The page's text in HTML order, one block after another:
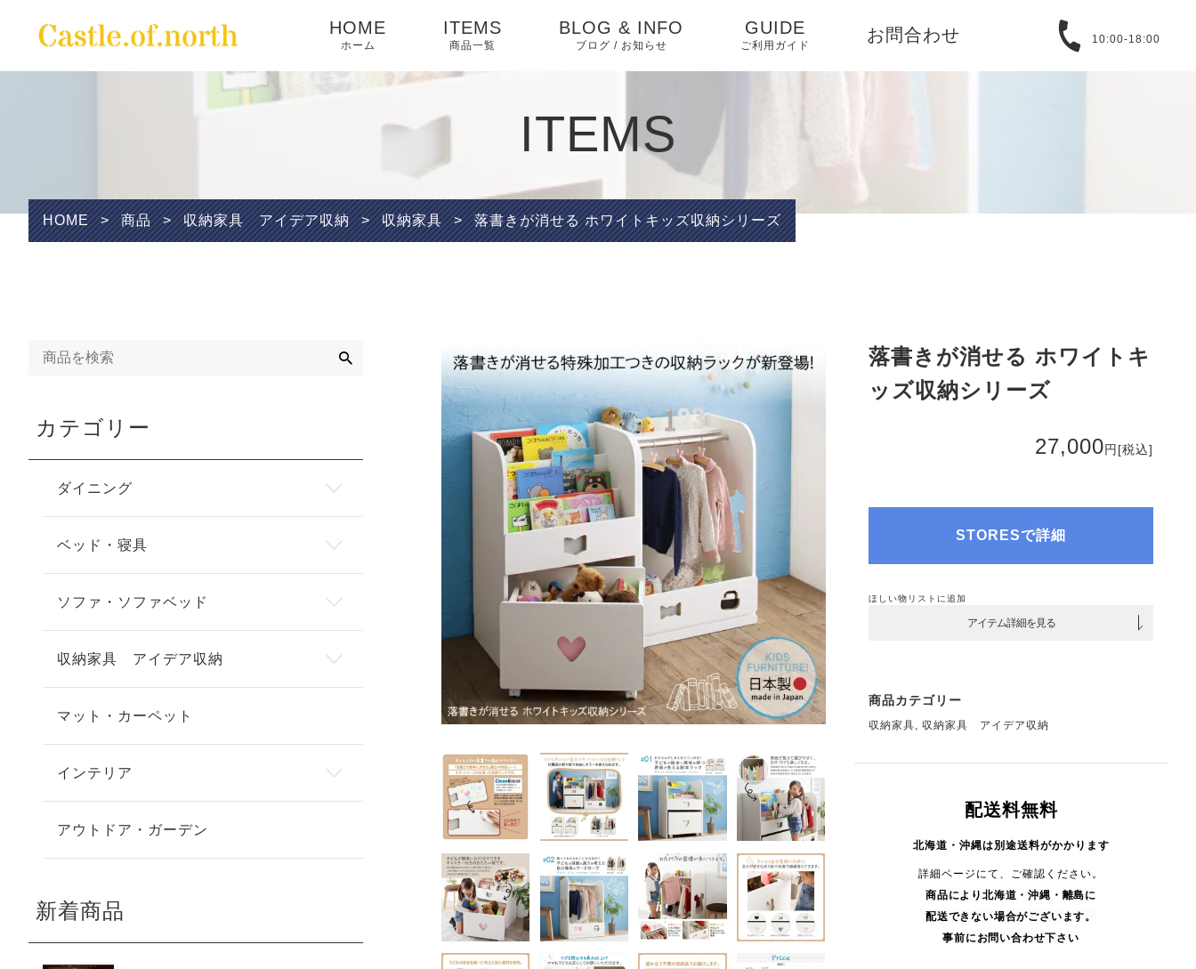
HOME
ホーム
Wishlist
ITEMS
商品一覧
テーブル
椅子
ベッド
マットレス・敷布団
ソファ・ソファベッ
ド
テレビ台
アイデア家具
マット・カーペット
ペット用品
アウトドア・ガーデ
BLOG & INFO
ブログ / お知らせ
相互リンク
ピックアップ
GUIDE
ご利用ガイド
プライバシーポリシ
ー
お問合わせ 10:00-18:00
ITEMS
HOME > 商品 > 収納家具 アイデア収納 > 収納家具 > 落書きが消せる ホワイトキッズ収納シリーズ
落書きが消せる ホワイトキ
ッズ収納シリーズ
27,000円 [税込]
STORESで詳細
ほしい物リストに追加
アイテム詳細を見る
商品カテゴリー
収納家具, 収納家具 アイデア収納
配送料無料
北海道・沖縄は別途送料がかかります
詳細ページにて、ご確認ください。
商品により 北海道・沖縄・ 離島に
配送できない場合がございます。
事前にお問い合わせ下さい
カテゴリー
ダイニング
ベッド・寝具
ソファ・ソファベッド
収納家具 アイデア収納
マット・カーペット
インテリア
アウトドア・ガーデン
新着商品